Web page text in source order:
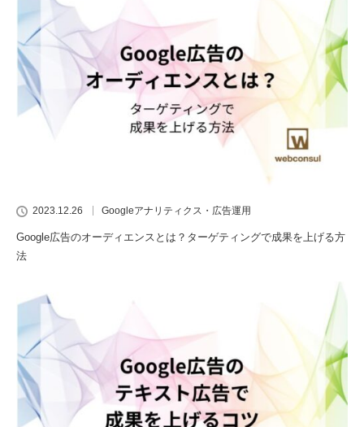
2023.12.26 Googleアナリティクス・広告運用
Google広告のオーディエンスとは？ターゲティングで成果を上げる方
法